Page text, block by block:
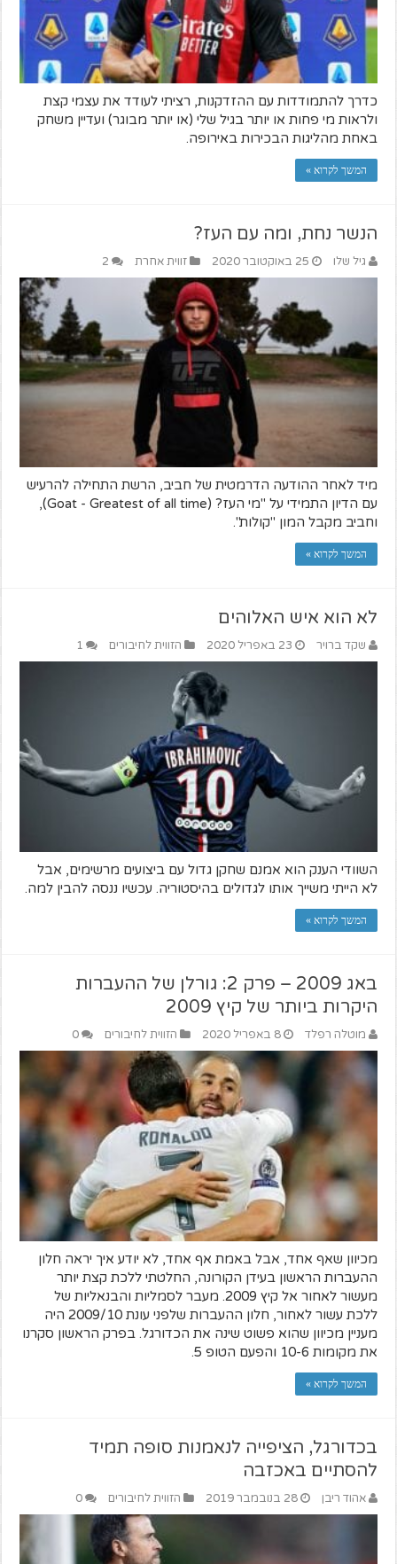
כדרך להתמודדות עם ההזדקנות, רציתי לעודד את עצמי קצת
ולראות מי פחות או יותר בגיל שלי (או יותר מבוגר) ועדיין משחק
באחת מהליגות הבכירות באירופה.
המשך לקרוא »
הנשר נחת, ומה עם העז?
גיל שלו 25 באוקטובר 2020 זווית אחרת 2
מיד לאחר ההודעה הדרמטית של חביב, הרשת התחילה להרעיש
עם הדיון התמידי על "מי העז? (Goat - Greatest of all time),
וחביב מקבל המון "קולות".
המשך לקרוא »
לא הוא איש האלוהים
שקד ברויר 23 באפריל 2020 הזווית לחיבורים 1
השוודי הענק הוא אמנם שחקן גדול עם ביצועים מרשימים, אבל
לא הייתי משייך אותו לגדולים בהיסטוריה. עכשיו ננסה להבין למה.
המשך לקרוא »
באג 2009 – פרק 2: גורלן של ההעברות
היקרות ביותר של קיץ 2009
מוטלה רפלד 8 באפריל 2020 הזווית לחיבורים 0
מכיוון שאף אחד, אבל באמת אף אחד, לא יודע איך יראה חלון
ההעברות הראשון בעידן הקורונה, החלטתי ללכת קצת יותר
מעשור לאחור אל קיץ 2009. מעבר לסמליות והבנאליות של
ללכת עשור לאחור, חלון ההעברות שלפני עונת 2009/10 היה
מעניין מכיוון שהוא פשוט שינה את הכדורגל. בפרק הראשון סקרנו
את מקומות 10-6 והפעם הטופ 5.
המשך לקרוא »
בכדורגל, הציפייה לנאמנות סופה תמיד
להסתיים באכזבה
אהוד ריבן 28 בנובמבר 2019 הזווית לחיבורים 0